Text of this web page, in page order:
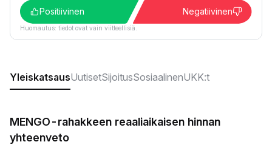
Positiivinen
Negatiivinen
Huomautus: tiedot ovat vain viitteellisiä.
YleiskatsausUutisetSijoitusSosiaalinenUKK:t
MENGO-rahakkeen reaaliaikaisen hinnan
yhteenveto